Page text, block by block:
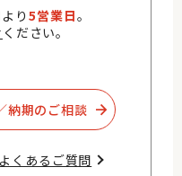
り5営業日。
ください。
納期のご相談​
よくあるご質問​